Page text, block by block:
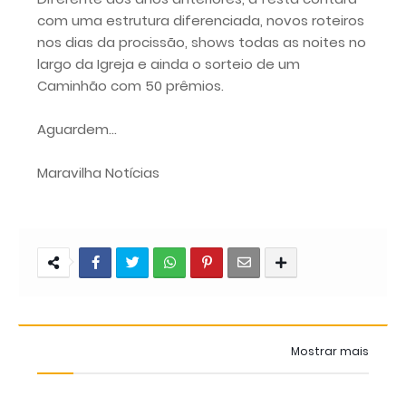
com uma estrutura diferenciada, novos roteiros
nos dias da procissão, shows todas as noites no
largo da Igreja e ainda o sorteio de um
Caminhão com 50 prêmios.
Aguardem...
Maravilha Notícias
Mostrar mais